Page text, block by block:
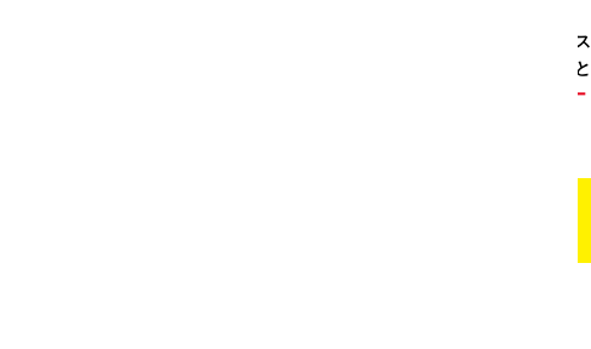
。ガソリンス
タンドや整備工場の既存インフラを活用すること
リー